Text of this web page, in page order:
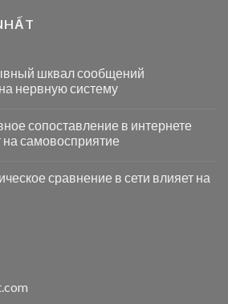
шквал сообщений
нервную систему
сопоставление в интернете
на самовосприятие
сравнение в сети влияет на